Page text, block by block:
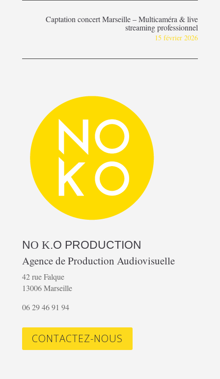
Captation concert Marseille – Multicaméra & live
streaming professionnel
15 février 2026
NO K.O PRODUCTION
Agence de Production Audiovisuelle
42 rue Falque
13006 Marseille
06 29 46 91 94
CONTACTEZ-NOUS